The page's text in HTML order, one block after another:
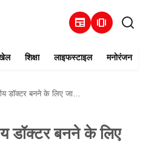
newspaper amp_stories
शिक्षा लाइफस्टाइल मनोरंजन
बनने के लिए जाते हैं रुस
डॉक्टर बनने के लिए